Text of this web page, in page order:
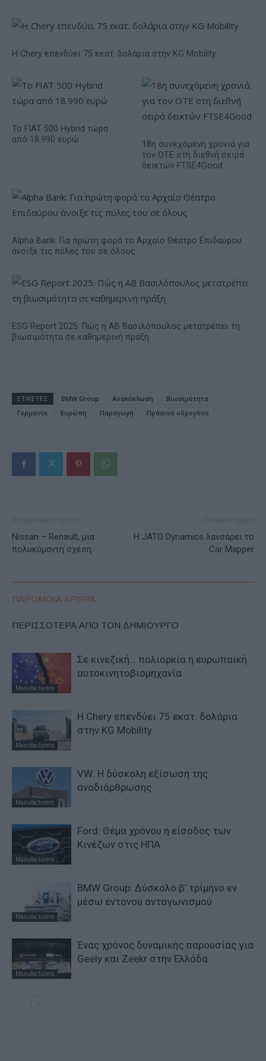
Η Chery επενδύει 75 εκατ. δολάρια στην KG Mobility
Το FIAT 500 Hybrid τώρα
από 18.990 ευρώ
18η συνεχόμενη χρονιά για
τον ΟΤΕ στη διεθνή σειρά
δεικτών FTSE4Good
Alpha Bank: Για πρώτη φορά το Αρχαίο Θέατρο Επιδαύρου
άνοιξε τις πύλες του σε όλους
ESG Report 2025: Πώς η ΑΒ Βασιλόπουλος μετατρέπει τη
βιωσιμότητα σε καθημερινή πράξη
ΕΤΙΚΕΤΕΣ BMW Group Ανακύκλωση
Βιωσιμότητα
Γερμανία
Ευρώπη Παραγωγή Πράσινο υδρογόνο
Nissan – Renault, μια
πολυκύμαντη σχέση
Η JATO Dynamics λανσάρει το
Car Mapper
ΠΑΡΟΜΟΙΑ ΑΡΘΡΑ
ΠΕΡΙΣΣΟΤΕΡΑ ΑΠΟ ΤΟΝ ΔΗΜΙΟΥΡΓΟ
Manufacturers
Σε κινεζική… πολιορκία η ευρωπαϊκή
αυτοκινητοβιομηχανία
Manufacturers
Η Chery επενδύει 75 εκατ. δολάρια
στην KG Mobility
Manufacturers
VW: Η δύσκολη εξίσωση της
αναδιάρθρωσης
Manufacturers
Ford: Θέμα χρόνου η είσοδος των
Κινέζων στις ΗΠΑ
Manufacturers
BMW Group: Δύσκολο β’ τρίμηνο εν
μέσω έντονου ανταγωνισμού
Manufacturers
Ένας χρόνος δυναμικής παρουσίας για
Geely και Zeekr στην Ελλάδα